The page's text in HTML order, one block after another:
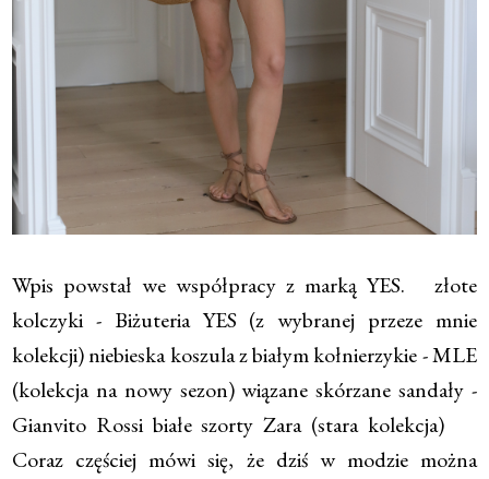
Wpis powstał we współpracy z marką YES. złote
kolczyki - Biżuteria YES (z wybranej przeze mnie
kolekcji) niebieska koszula z białym kołnierzykie - MLE
(kolekcja na nowy sezon) wiązane skórzane sandały -
Gianvito Rossi białe szorty Zara (stara kolekcja)
Coraz częściej mówi się, że dziś w modzie można